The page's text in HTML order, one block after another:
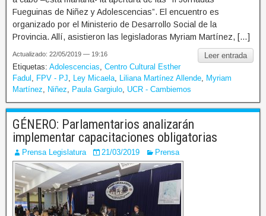
Fueguinas de Niñez y Adolescencias”. El encuentro es
organizado por el Ministerio de Desarrollo Social de la
Provincia. Allí, asistieron las legisladoras Myriam Martínez, […]
Leer entrada
Actualizado: 22/05/2019 — 19:16
Etiquetas: Adolescencias Centro Cultural Esther
Fadul
FPV - PJ Ley Micaela Liliana Martínez Allende
Myriam
Martínez
Niñez Paula Gargiulo UCR - Cambiemos
GÉNERO: Parlamentarios analizarán
implementar capacitaciones obligatorias
Prensa Legislatura 21/03/2019 Prensa